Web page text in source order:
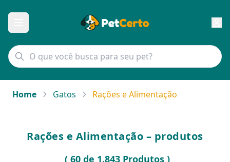
Home Gatos Rações e Alimentação
Rações e Alimentação – produtos
( 60 de 1.843 Produtos )